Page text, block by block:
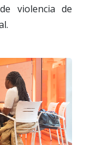
violencia de